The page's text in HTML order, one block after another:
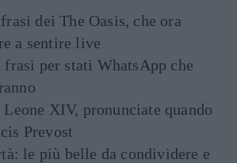
dei The Oasis, che ora
a sentire live
per stati WhatsApp che
XIV, pronunciate quando
Prevost
le più belle da condividere e